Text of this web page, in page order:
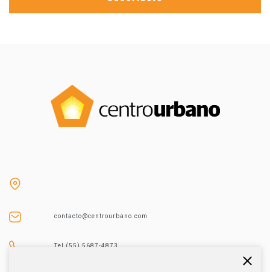
contacto@centrourbano.com
Tel (55) 5687-4873